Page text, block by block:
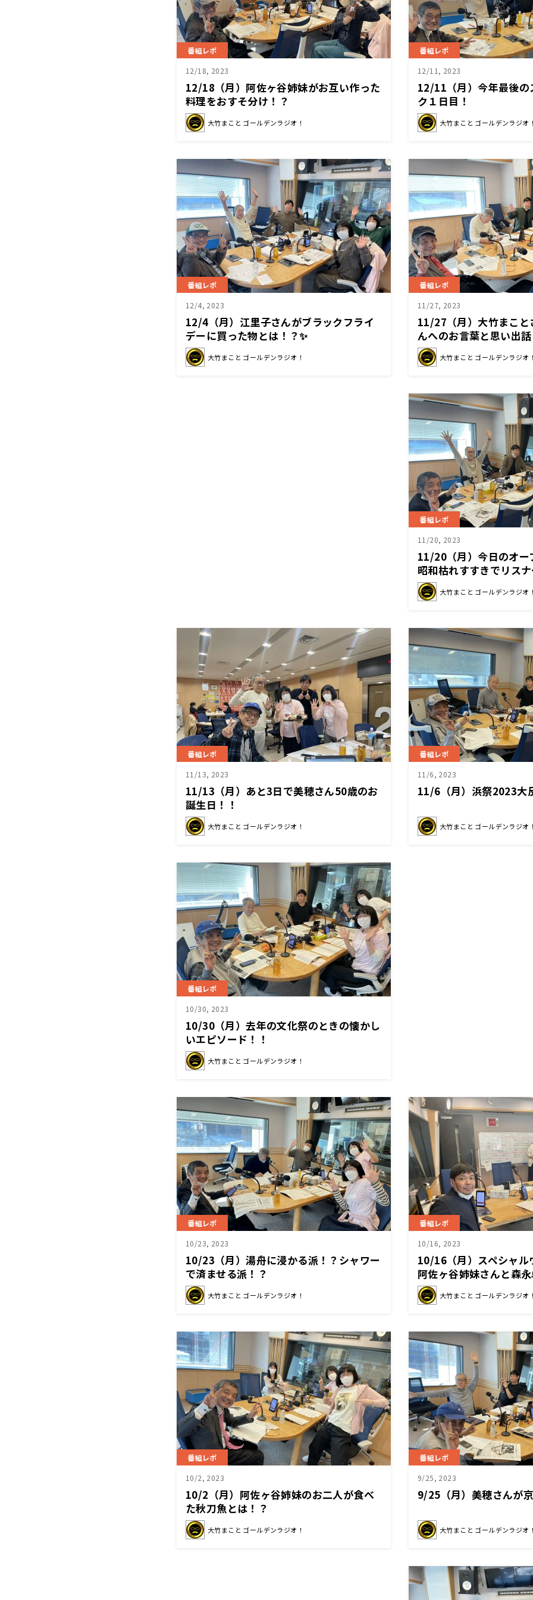
番組レポ
12/18, 2023
12/18（月）阿佐ヶ谷姉妹がお互い作った
料理をおすそ分け！？
大竹まこと ゴールデンラジオ！
番組レポ
12/11, 2023
12/11（月）今年最後の
ク１日目！
大竹まこと ゴールデンラジオ
番組レポ
12/4, 2023
12/4（月）江里子さんがブラックフライ
デーに買った物とは！？✨
大竹まこと ゴールデンラジオ！
番組レポ
11/27, 2023
11/27（月）大竹まこと
んへのお言葉と思い出話
大竹まこと ゴールデンラジオ
番組レポ
11/20, 2023
11/20（月）今日のオー
昭和枯れすすきでリス
応は！？
大竹まこと ゴールデンラジオ
番組レポ
11/13, 2023
11/13（月）あと3日で美穂さん50歳のお
誕生日！！
大竹まこと ゴールデンラジオ！
番組レポ
11/6, 2023
11/6（月）浜祭2023大
大竹まこと ゴールデンラジオ
番組レポ
10/30, 2023
10/30（月）去年の文化祭のときの懐かし
いエピソード！！
大竹まこと ゴールデンラジオ！
番組レポ
10/23, 2023
10/23（月）湯舟に浸かる派！？シャワー
で済ませる派！？
大竹まこと ゴールデンラジオ！
番組レポ
10/16, 2023
10/16（月）スペシャル
阿佐ヶ谷姉妹さんと森
ニングソングをマイク
大竹まこと ゴールデンラジオ
番組レポ
10/2, 2023
10/2（月）阿佐ヶ谷姉妹のお二人が食べ
た秋刀魚とは！？
大竹まこと ゴールデンラジオ！
番組レポ
9/25, 2023
9/25（月）美穂さんが
大竹まこと ゴールデンラジオ